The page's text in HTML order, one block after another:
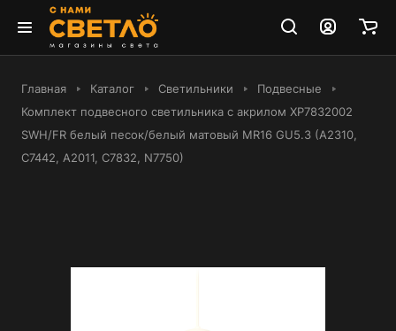
Главная Каталог Светильники
Подвесные
Комплект подвесного светильника с акрилом XP7832002
SWH/FR белый песок/белый матовый MR16 GU5.3 (A2310,
C7442, A2011, C7832, N7750)